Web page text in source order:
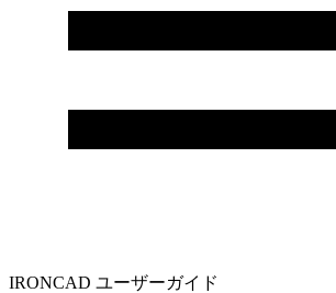
IRONCAD ユーザーガイド